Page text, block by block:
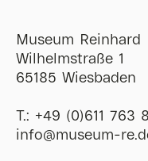
Museum Reinhard
Wilhelmstraße 1
65185 Wiesbaden
T.: +49 (0)611 763
ofni@museum-re